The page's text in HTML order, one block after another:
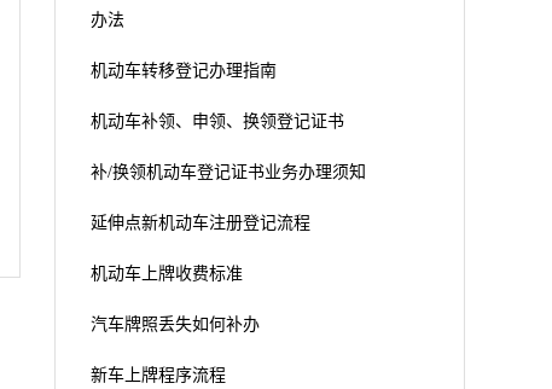
办法
机动车转移登记办理指南
机动车补领、申领、换领登记证书
补/换领机动车登记证书业务办理须知
延伸点新机动车注册登记流程
机动车上牌收费标准
汽车牌照丢失如何补办
新车上牌程序流程